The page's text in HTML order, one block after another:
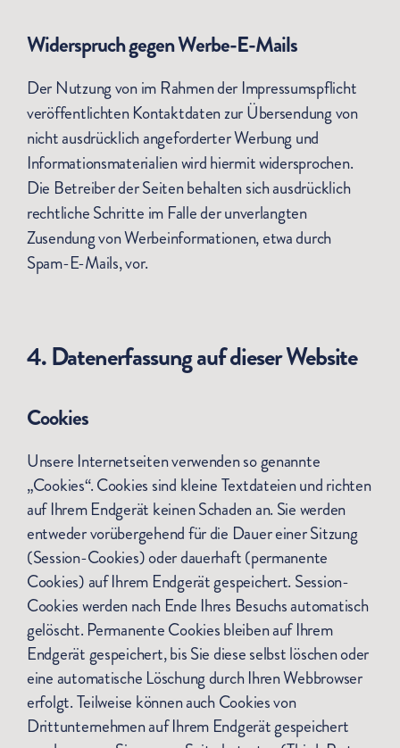
Widerspruch gegen Werbe-E-Mails
Der Nutzung von im Rahmen der Impressumspflicht
veröffentlichten Kontaktdaten zur Übersendung von
nicht ausdrücklich angeforderter Werbung und
Informationsmaterialien wird hiermit widersprochen.
Die Betreiber der Seiten behalten sich ausdrücklich
rechtliche Schritte im Falle der unverlangten
Zusendung von Werbeinformationen, etwa durch
Spam-E-Mails, vor.
4. Datenerfassung auf dieser Website
Cookies
Unsere Internetseiten verwenden so genannte
„Cookies“. Cookies sind kleine Textdateien und richten
auf Ihrem Endgerät keinen Schaden an. Sie werden
entweder vorübergehend für die Dauer einer Sitzung
(Session-Cookies) oder dauerhaft (permanente
Cookies) auf Ihrem Endgerät gespeichert. Session-
Cookies werden nach Ende Ihres Besuchs automatisch
gelöscht. Permanente Cookies bleiben auf Ihrem
Endgerät gespeichert, bis Sie diese selbst löschen oder
eine automatische Löschung durch Ihren Webbrowser
erfolgt. Teilweise können auch Cookies von
Drittunternehmen auf Ihrem Endgerät gespeichert